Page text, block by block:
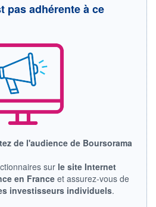
19h51
CLÔTURE VEILLE
+ BAS
CAPITAL ÉCHANGÉ
0,00%
pas adhérente à ce
de l'audience de Boursorama
sur le site Internet
en France et assurez-vous de
investisseurs individuels.